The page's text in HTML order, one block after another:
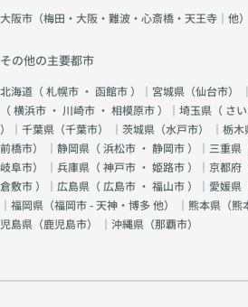
大阪市（梅田・大阪・難波・心斎橋・天王寺｜他）
その他の主要都市
北海道（札幌市 ・ 函館市）｜宮城県（仙台市）
（横浜市 ・ 川崎市 ・ 相模原市）｜埼玉県（ さ
）｜千葉県（千葉市） ｜茨城県（水戸市） ｜栃木
前橋市） ｜静岡県（浜松市 ・ 静岡市）｜三重県
岐阜市） ｜兵庫県（神戸市 ・ 姫路市）｜京都府
倉敷市）｜広島県（ 広島市 ・ 福山市）｜愛媛県
｜福岡県（福岡市 - 天神・博多 他） ｜熊本県（熊
児島県（鹿児島市） ｜沖縄県（那覇市）